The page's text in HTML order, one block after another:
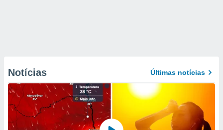
Notícias Últimas notícias